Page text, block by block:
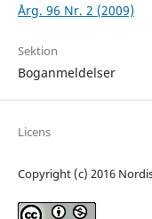
Årg. 96 Nr. 2 (2009)
Sektion
Boganmeldelser
Licens
Copyright (c) 2016